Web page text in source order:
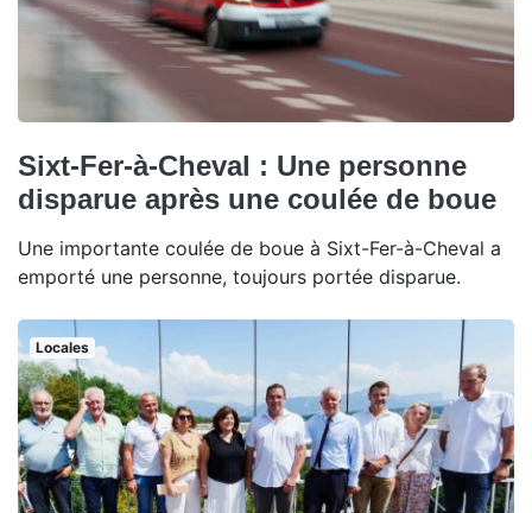
Sixt-Fer-à-Cheval : Une personne
disparue après une coulée de boue
Une importante coulée de boue à Sixt-Fer-à-Cheval a
emporté une personne, toujours portée disparue.
Locales